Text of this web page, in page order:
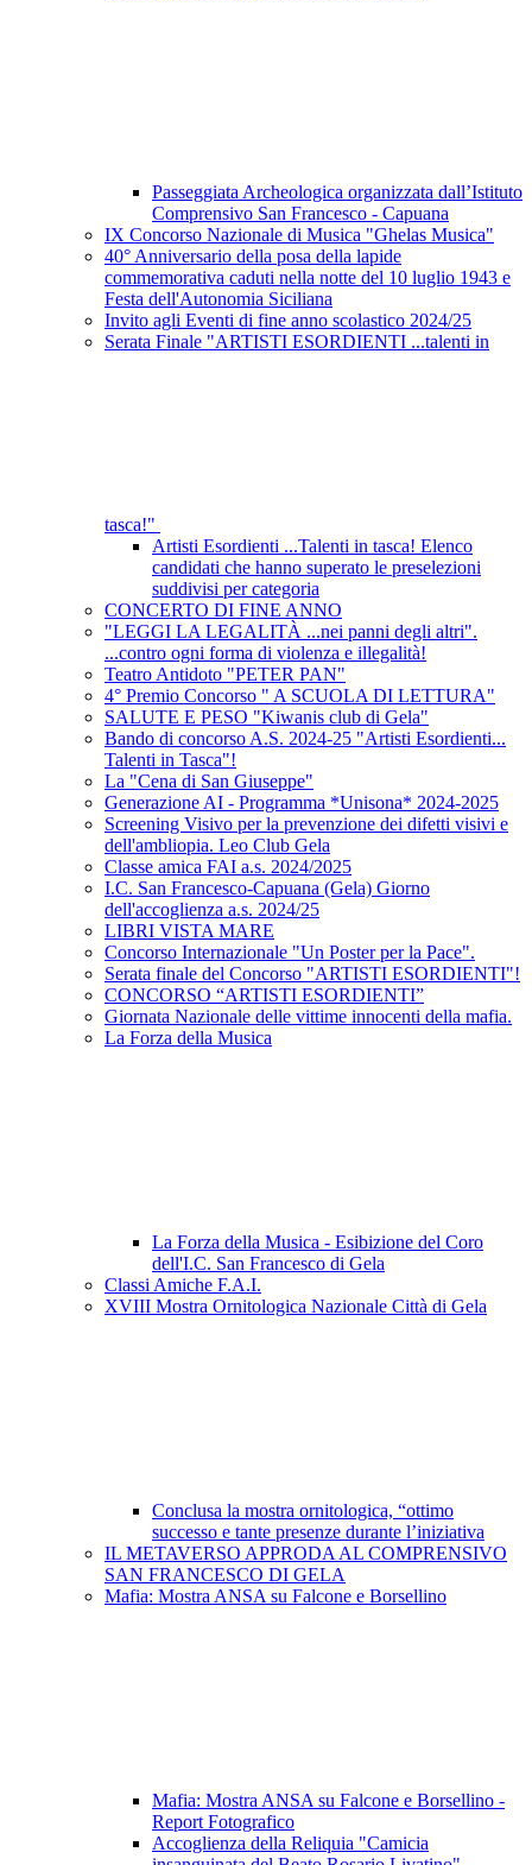
Passeggiata Archeologica organizzata dall’Istituto
Comprensivo San Francesco - Capuana
IX Concorso Nazionale di Musica "Ghelas Musica"
40° Anniversario della posa della lapide
commemorativa caduti nella notte del 10 luglio 1943 e
Festa dell'Autonomia Siciliana
Invito agli Eventi di fine anno scolastico 2024/25
Serata Finale "ARTISTI ESORDIENTI ...talenti in
tasca!"
Artisti Esordienti ...Talenti in tasca! Elenco
candidati che hanno superato le preselezioni
suddivisi per categoria
CONCERTO DI FINE ANNO
"LEGGI LA LEGALITÀ ...nei panni degli altri".
...contro ogni forma di violenza e illegalità!
Teatro Antidoto "PETER PAN"
4° Premio Concorso " A SCUOLA DI LETTURA"
SALUTE E PESO "Kiwanis club di Gela"
Bando di concorso A.S. 2024-25 "Artisti Esordienti...
Talenti in Tasca"!
La "Cena di San Giuseppe"
Generazione AI - Programma *Unisona* 2024-2025
Screening Visivo per la prevenzione dei difetti visivi e
dell'ambliopia. Leo Club Gela
Classe amica FAI a.s. 2024/2025
I.C. San Francesco-Capuana (Gela) Giorno
dell'accoglienza a.s. 2024/25
LIBRI VISTA MARE
Concorso Internazionale "Un Poster per la Pace".
Serata finale del Concorso "ARTISTI ESORDIENTI"!
CONCORSO “ARTISTI ESORDIENTI”
Giornata Nazionale delle vittime innocenti della mafia.
La Forza della Musica
La Forza della Musica - Esibizione del Coro
dell'I.C. San Francesco di Gela
Classi Amiche F.A.I.
XVIII Mostra Ornitologica Nazionale Città di Gela
Conclusa la mostra ornitologica, “ottimo
successo e tante presenze durante l’iniziativa
IL METAVERSO APPRODA AL COMPRENSIVO
SAN FRANCESCO DI GELA
Mafia: Mostra ANSA su Falcone e Borsellino
Mafia: Mostra ANSA su Falcone e Borsellino -
Report Fotografico
Accoglienza della Reliquia "Camicia